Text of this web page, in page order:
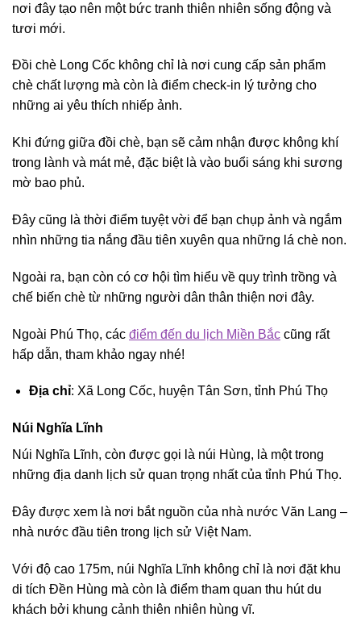
nơi đây tạo nên một bức tranh thiên nhiên sống động và
tươi mới.
Đồi chè Long Cốc không chỉ là nơi cung cấp sản phẩm
chè chất lượng mà còn là điểm check-in lý tưởng cho
những ai yêu thích nhiếp ảnh.
Khi đứng giữa đồi chè, bạn sẽ cảm nhận được không khí
trong lành và mát mẻ, đặc biệt là vào buổi sáng khi sương
mờ bao phủ.
Đây cũng là thời điểm tuyệt vời để bạn chụp ảnh và ngắm
nhìn những tia nắng đầu tiên xuyên qua những lá chè non.
Ngoài ra, bạn còn có cơ hội tìm hiểu về quy trình trồng và
chế biến chè từ những người dân thân thiện nơi đây.
Ngoài Phú Thọ, các điểm đến du lịch Miền Bắc cũng rất
hấp dẫn, tham khảo ngay nhé!
Địa chỉ: Xã Long Cốc, huyện Tân Sơn, tỉnh Phú Thọ
Núi Nghĩa Lĩnh
Núi Nghĩa Lĩnh, còn được gọi là núi Hùng, là một trong
những địa danh lịch sử quan trọng nhất của tỉnh Phú Thọ.
Đây được xem là nơi bắt nguồn của nhà nước Văn Lang –
nhà nước đầu tiên trong lịch sử Việt Nam.
Với độ cao 175m, núi Nghĩa Lĩnh không chỉ là nơi đặt khu
di tích Đền Hùng mà còn là điểm tham quan thu hút du
khách bởi khung cảnh thiên nhiên hùng vĩ.